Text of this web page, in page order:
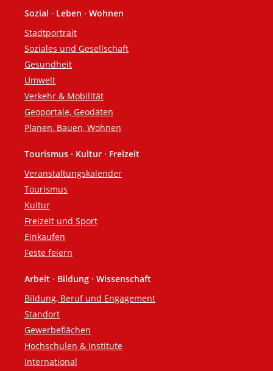
Sozial · Leben · Wohnen
Stadtportrait
Soziales und Gesellschaft
Gesundheit
Umwelt
Verkehr & Mobilität
Geoportale, Geodaten
Planen, Bauen, Wohnen
Tourismus · Kultur · Freizeit
Veranstaltungskalender
Tourismus
Kultur
Freizeit und Sport
Einkaufen
Feste feiern
Arbeit · Bildung · Wissenschaft
Bildung, Beruf und Engagement
Standort
Gewerbeflächen
Hochschulen & Institute
International